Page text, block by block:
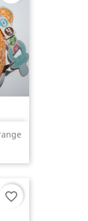
favorite_border